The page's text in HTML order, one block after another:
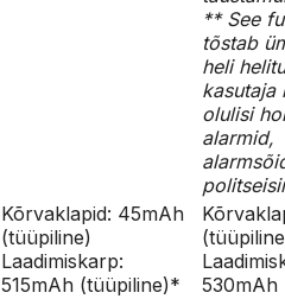
** See
tõstab
heli
kasutaja
olulisi
alarmid,
Kõrvaklapid: 45mAh
(tüüpiline)
Laadimiskarp:
515mAh (tüüpiline)*
530mAh